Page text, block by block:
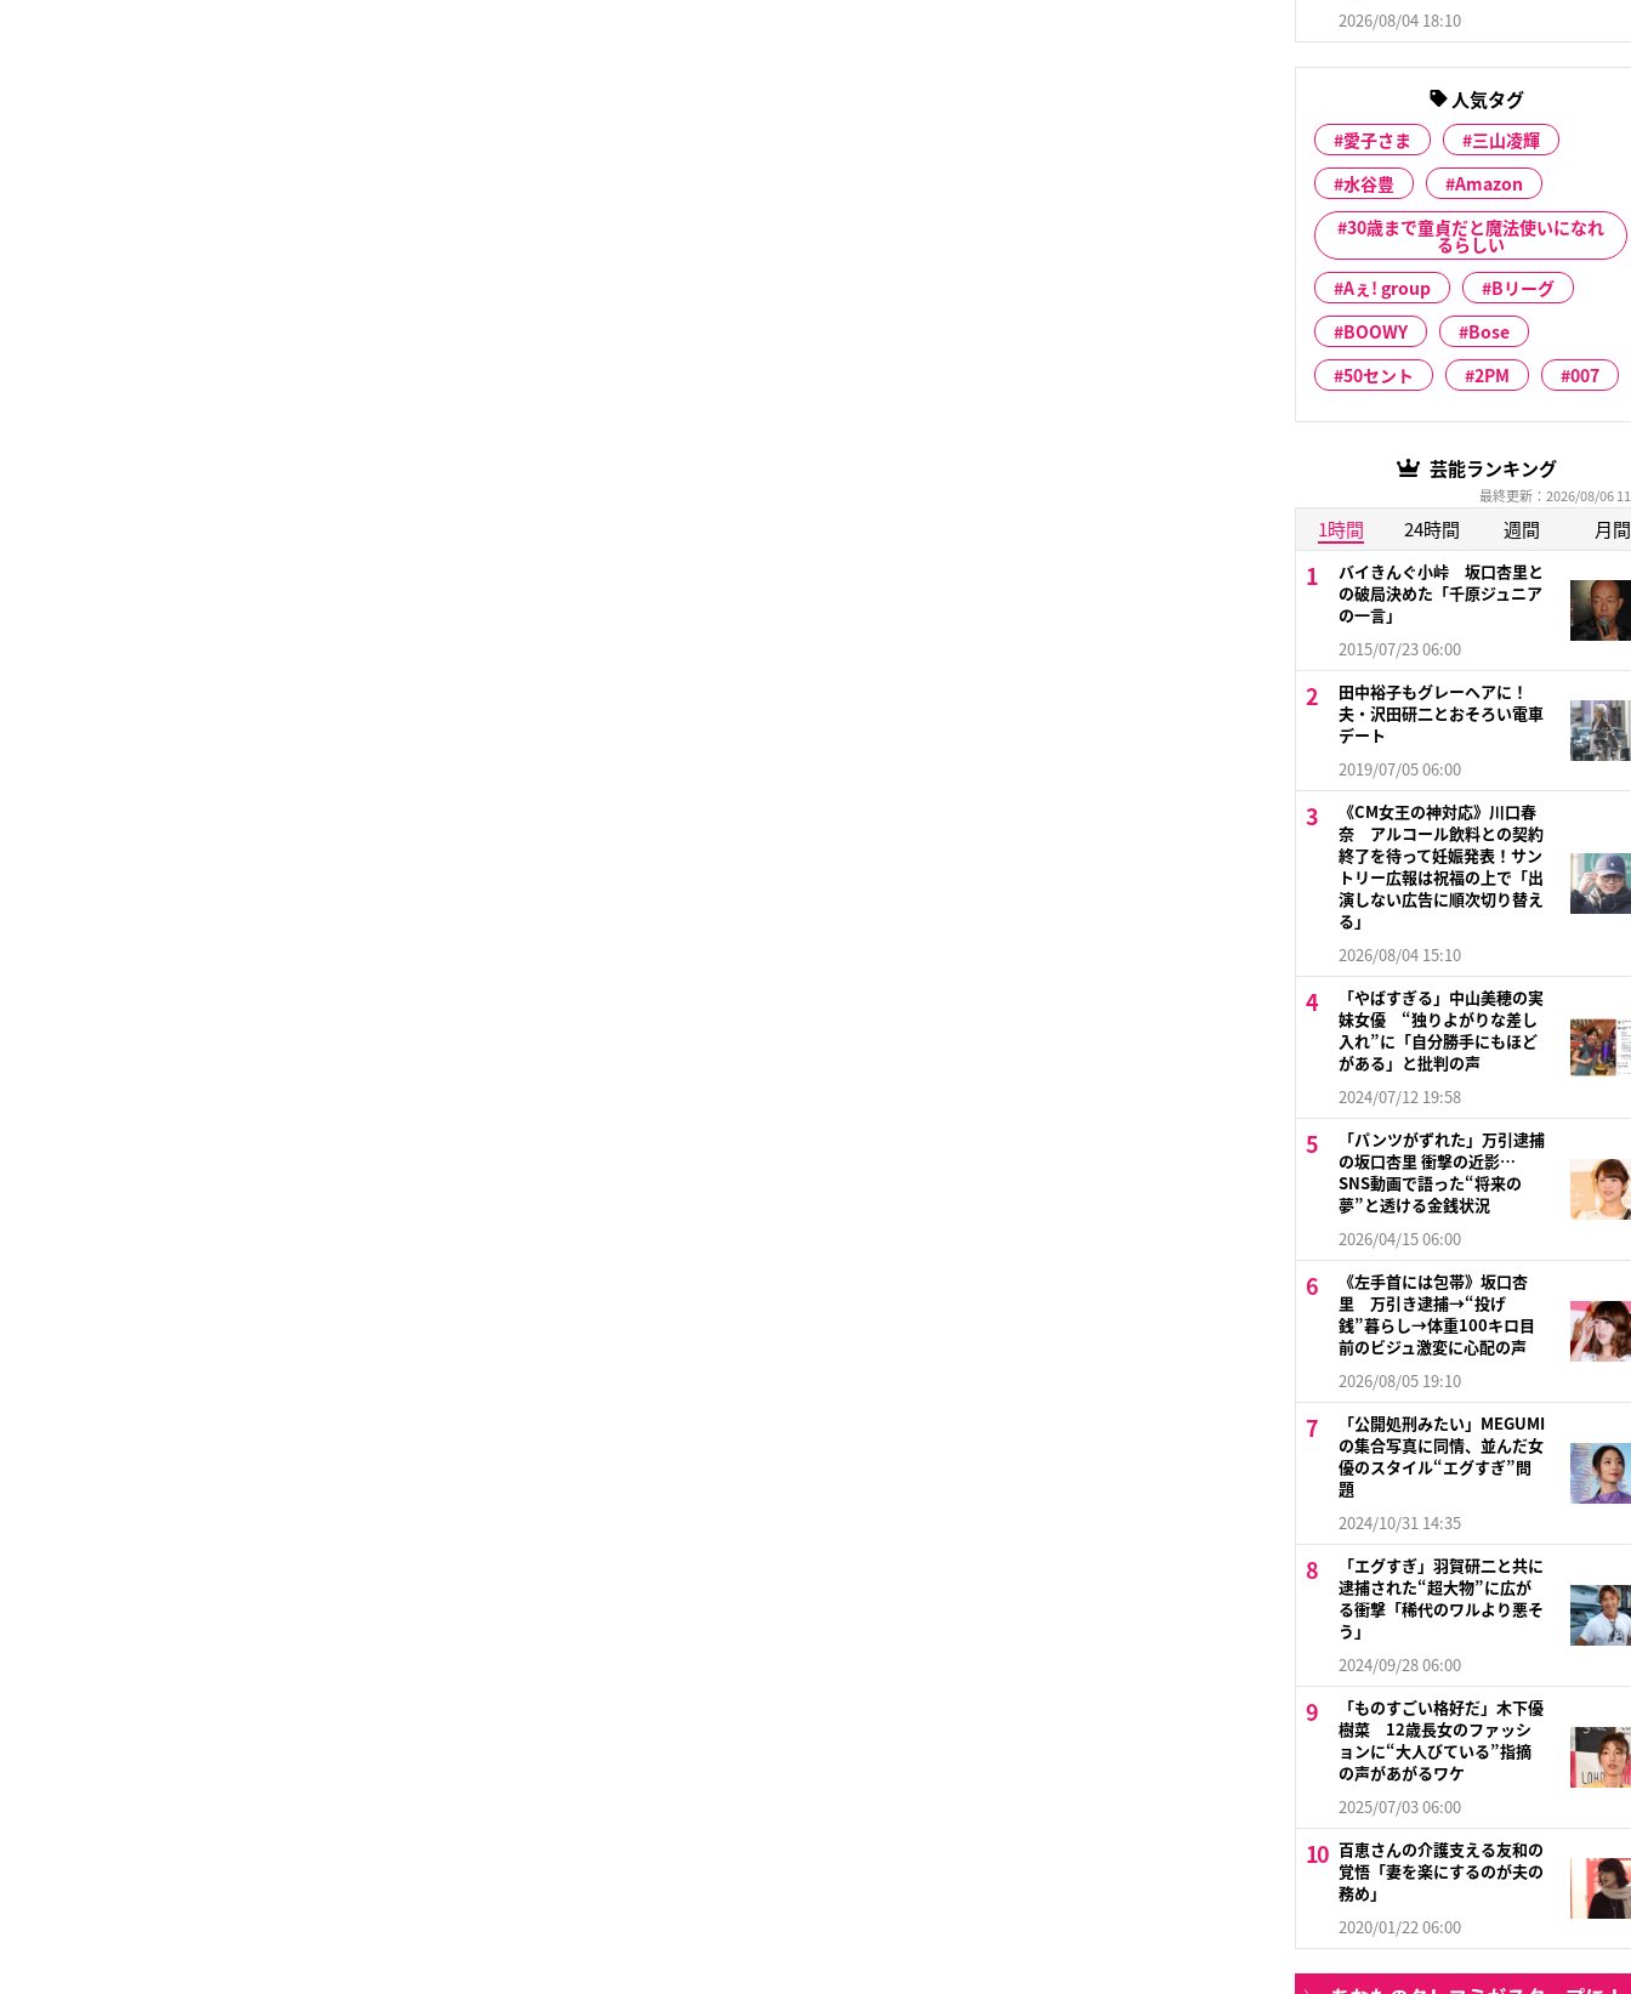
2026/08/04 18:10
人気タグ
愛子さま
三山凌輝
水谷豊
Amazon
30歳まで童貞だと魔法使いになれ
るらしい
Aぇ! group
Bリーグ
BOOWY
Bose
50セント
2PM 007
芸能ランキング
最終更新：2026/08/06
1時間 24時間 週間 月間
バイきんぐ小峠 坂口杏里と
の破局決めた「千原ジュニア
の一言」
2015/07/23 06:00
田中裕子もグレーヘアに！
夫・沢田研二とおそろい電車
デート
2019/07/05 06:00
《CM女王の神対応》川口春
奈 アルコール飲料との契約
終了を待って妊娠発表！サン
トリー広報は祝福の上で「出
演しない広告に順次切り替え
る」
2026/08/04 15:10
「やばすぎる」中山美穂の実
妹女優 “独りよがりな差し
入れ”に「自分勝手にもほど
がある」と批判の声
2024/07/12 19:58
「パンツがずれた」万引逮捕
の坂口杏里 衝撃の近影…
SNS動画で語った“将来の
夢”と透ける金銭状況
2026/04/15 06:00
《左手首には包帯》坂口杏
里 万引き逮捕→“投げ
銭”暮らし→体重100キロ目
前のビジュ激変に心配の声
2026/08/05 19:10
「公開処刑みたい」MEGUMI
の集合写真に同情、並んだ女
優のスタイル“エグすぎ”問
題
2024/10/31 14:35
「エグすぎ」羽賀研二と共に
逮捕された“超大物”に広が
る衝撃「稀代のワルより悪そ
う」
2024/09/28 06:00
「ものすごい格好だ」木下優
樹菜 12歳長女のファッシ
ョンに“大人びている”指摘
の声があがるワケ
2025/07/03 06:00
百恵さんの介護支える友和の
覚悟「妻を楽にするのが夫の
務め」
2020/01/22 06:00